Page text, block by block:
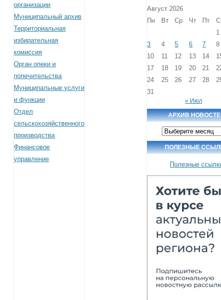
организации
Муниципальный архив
Территориальная
избирательная
комиссия
Орган опеки и
попечительства
Муниципальные услуги
и функции
Отдел
сельскохозяйственного
производства
Финансовое
управление
Август 2026
Пн
Вт Ср Чт Пт
1
3
4 5 6 7
8
10
11 12 13 14
17
18 19 20 21
24
25 26 27 28
31
« Июл
АРХИВ
Архив
новостей
ПОЛЕЗНЫЕ
Полезные